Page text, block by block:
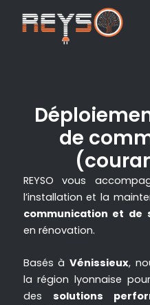
de
REYSO vous
l’installation et la
communication et de
en rénovation.
Basés à Vénissieux,
la région lyonnaise
des solutions